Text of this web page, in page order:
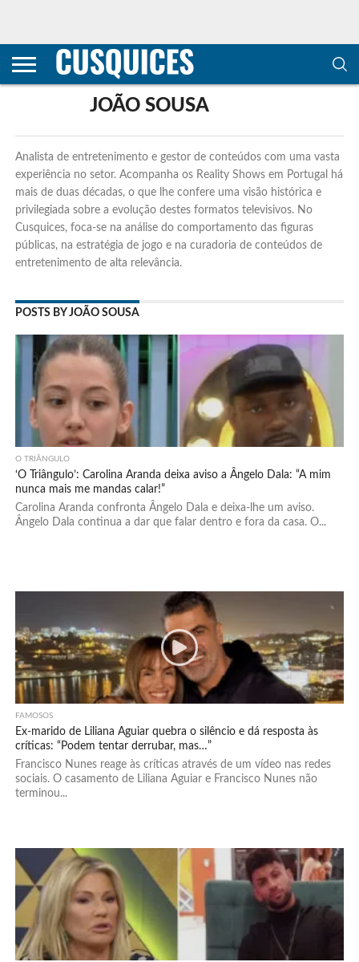
CONTACTOS
HOME
POLÍTICA DE
E COOKIES
SOBRE
TERMOS E
TRANSPARÊNCIA
METODOLOGIA
JOÃO SOUSA
Analista de entretenimento e gestor de conteúdos com uma vasta
experiência no setor. Acompanha os Reality Shows em Portugal há
mais de duas décadas, o que lhe confere uma visão histórica e
privilegiada sobre a evolução destes formatos televisivos. No
Cusquices, foca-se na análise do comportamento das figuras
públicas, na estratégia de jogo e na curadoria de conteúdos de
entretenimento de alta relevância.
POSTS BY JOÃO SOUSA
O TRIÂNGULO
‘O Triângulo’: Carolina Aranda deixa aviso a Ângelo Dala: “A mim
nunca mais me mandas calar!”
Carolina Aranda confronta Ângelo Dala e deixa-lhe um aviso.
Ângelo Dala continua a dar que falar dentro e fora da casa. O...
FAMOSOS
Ex-marido de Liliana Aguiar quebra o silêncio e dá resposta às
críticas: “Podem tentar derrubar, mas…”
Francisco Nunes reage às críticas através de um vídeo nas redes
sociais. O casamento de Liliana Aguiar e Francisco Nunes não
terminou...